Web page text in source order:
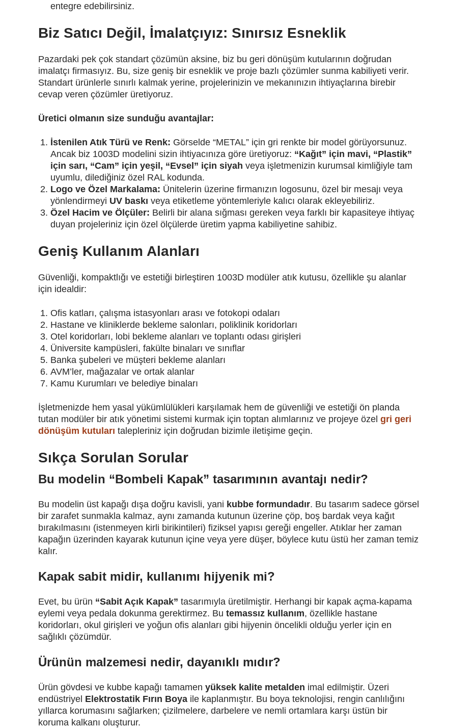
entegre edebilirsiniz.
Biz Satıcı Değil, İmalatçıyız: Sınırsız Esneklik
Pazardaki pek çok standart çözümün aksine, biz bu geri dönüşüm kutularının doğrudan
imalatçı firmasıyız. Bu, size geniş bir esneklik ve proje bazlı çözümler sunma kabiliyeti verir.
Standart ürünlerle sınırlı kalmak yerine, projelerinizin ve mekanınızın ihtiyaçlarına birebir
cevap veren çözümler üretiyoruz.
Üretici olmanın size sunduğu avantajlar:
İstenilen Atık Türü ve Renk: Görselde “METAL” için gri renkte bir model görüyorsunuz.
Ancak biz 1003D modelini sizin ihtiyacınıza göre üretiyoruz: “Kağıt” için mavi, “Plastik”
için sarı, “Cam” için yeşil, “Evsel” için siyah veya işletmenizin kurumsal kimliğiyle tam
uyumlu, dilediğiniz özel RAL kodunda.
Logo ve Özel Markalama: Ünitelerin üzerine firmanızın logosunu, özel bir mesajı veya
yönlendirmeyi UV baskı veya etiketleme yöntemleriyle kalıcı olarak ekleyebiliriz.
Özel Hacim ve Ölçüler: Belirli bir alana sığması gereken veya farklı bir kapasiteye ihtiyaç
duyan projeleriniz için özel ölçülerde üretim yapma kabiliyetine sahibiz.
Geniş Kullanım Alanları
Güvenliği, kompaktlığı ve estetiği birleştiren 1003D modüler atık kutusu, özellikle şu alanlar
için idealdir:
Ofis katları, çalışma istasyonları arası ve fotokopi odaları
Hastane ve kliniklerde bekleme salonları, poliklinik koridorları
Otel koridorları, lobi bekleme alanları ve toplantı odası girişleri
Üniversite kampüsleri, fakülte binaları ve sınıflar
Banka şubeleri ve müşteri bekleme alanları
AVM’ler, mağazalar ve ortak alanlar
Kamu Kurumları ve belediye binaları
İşletmenizde hem yasal yükümlülükleri karşılamak hem de güvenliği ve estetiği ön planda
tutan modüler bir atık yönetimi sistemi kurmak için toptan alımlarınız ve projeye özel gri geri
dönüşüm kutuları talepleriniz için doğrudan bizimle iletişime geçin.
Sıkça Sorulan Sorular
Bu modelin “Bombeli Kapak” tasarımının avantajı nedir?
Bu modelin üst kapağı dışa doğru kavisli, yani kubbe formundadır. Bu tasarım sadece görsel
bir zarafet sunmakla kalmaz, aynı zamanda kutunun üzerine çöp, boş bardak veya kağıt
bırakılmasını (istenmeyen kirli birikintileri) fiziksel yapısı gereği engeller. Atıklar her zaman
kapağın üzerinden kayarak kutunun içine veya yere düşer, böylece kutu üstü her zaman temiz
kalır.
Kapak sabit midir, kullanımı hijyenik mi?
Evet, bu ürün “Sabit Açık Kapak” tasarımıyla üretilmiştir. Herhangi bir kapak açma-kapama
eylemi veya pedala dokunma gerektirmez. Bu temassız kullanım, özellikle hastane
koridorları, okul girişleri ve yoğun ofis alanları gibi hijyenin öncelikli olduğu yerler için en
sağlıklı çözümdür.
Ürünün malzemesi nedir, dayanıklı mıdır?
Ürün gövdesi ve kubbe kapağı tamamen yüksek kalite metalden imal edilmiştir. Üzeri
endüstriyel Elektrostatik Fırın Boya ile kaplanmıştır. Bu boya teknolojisi, rengin canlılığını
yıllarca korumasını sağlarken; çizilmelere, darbelere ve nemli ortamlara karşı üstün bir
koruma kalkanı oluşturur.